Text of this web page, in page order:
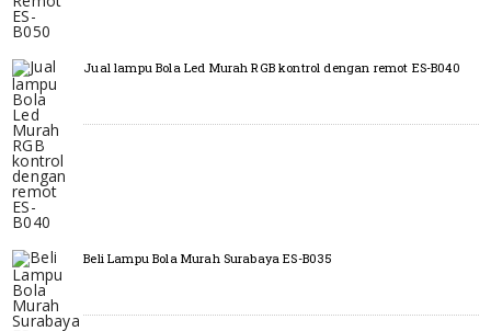
Jual lampu Bola Led Murah RGB kontrol dengan remot ES-B040
Beli Lampu Bola Murah Surabaya ES-B035